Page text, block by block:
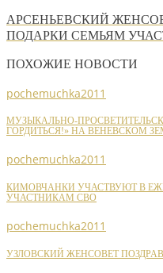
АРСЕНЬЕВСКИЙ
ПОДАРКИ СЕМЬЯМ
ПОХОЖИЕ НОВОСТИ
pochemuchka2011
МУЗЫКАЛЬНО-
ГОРДИТЬСЯ!» НА ВЕНЕВСКОМ
pochemuchka2011
КИМОВЧАНКИ УЧАСТВУЮТ В
УЧАСТНИКАМ СВО
pochemuchka2011
УЗЛОВСКИЙ ЖЕНСОВЕТ